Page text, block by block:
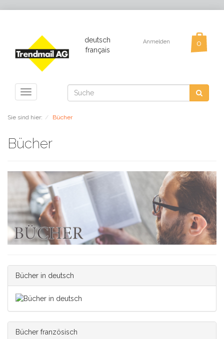
deutsch
français
Anmelden
Toggle
navigation
Sie sind hier: Bücher
Bücher
Bücher in deutsch
Bücher französisch